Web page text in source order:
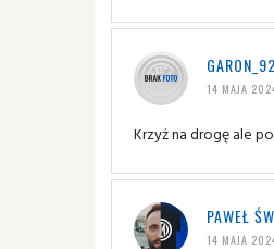
GARON_92
14 MAJA
Krzyż na drogę ale
PAWEŁ
14 MAJA